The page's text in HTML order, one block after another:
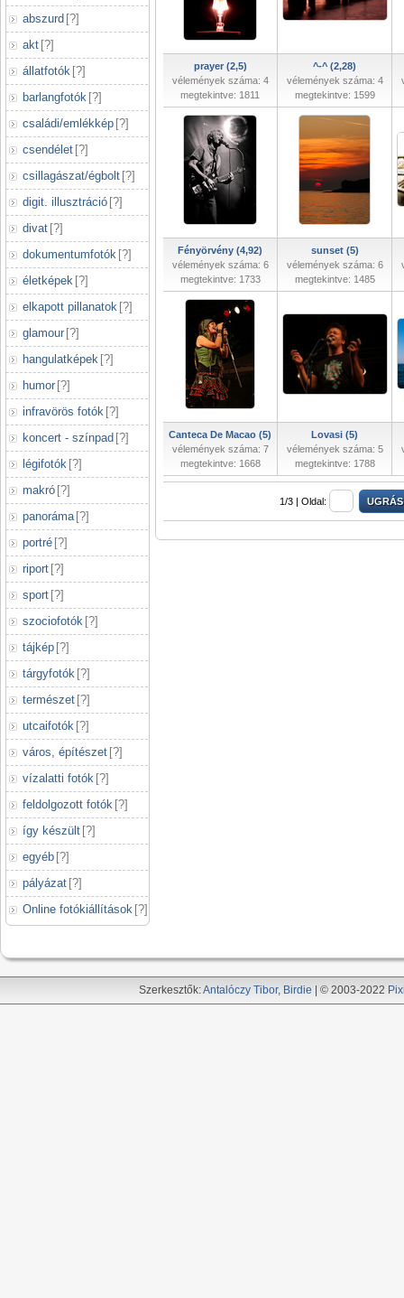
abszurd [?]
akt [?]
állatfotók [?]
barlangfotók [?]
családi/emlékkép [?]
csendélet [?]
csillagászat/égbolt [?]
digit. illusztráció [?]
divat [?]
dokumentumfotók [?]
életképek [?]
elkapott pillanatok [?]
glamour [?]
hangulatképek [?]
humor [?]
infravörös fotók [?]
koncert - színpad [?]
légifotók [?]
makró [?]
panoráma [?]
portré [?]
riport [?]
sport [?]
szociofotók [?]
tájkép [?]
tárgyfotók [?]
természet [?]
utcaifotók [?]
város, építészet [?]
vízalatti fotók [?]
feldolgozott fotók [?]
így készült [?]
egyéb [?]
pályázat [?]
Online fotókiállítások [?]
prayer (2,5)
vélemények száma: 4
megtekintve: 1811
^-^ (2,28)
vélemények száma: 4
megtekintve: 1599
Fényörvény (4,92)
vélemények száma: 6
megtekintve: 1733
sunset (5)
vélemények száma: 6
megtekintve: 1485
Canteca De Macao (5)
vélemények száma: 7
megtekintve: 1668
Lovasi (5)
vélemények száma: 5
megtekintve: 1788
1/3 | Oldal:
Szerkesztők:Antalóczy Tibor, Birdie | © 2003-2022